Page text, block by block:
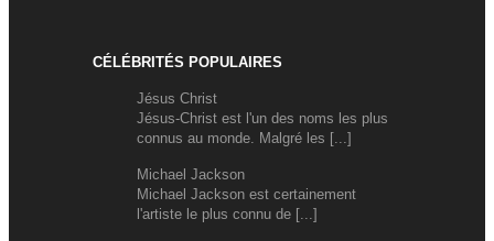
CÉLÉBRITÉS POPULAIRES
Jésus Christ
Jésus-Christ est l'un des noms les plus
connus au monde. Malgré les [...]
Michael Jackson
Michael Jackson est certainement
l'artiste le plus connu de [...]